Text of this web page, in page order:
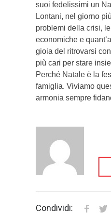
suoi fedelissimi un
Lontani, nel giorno
problemi della crisi,
economiche e
gioia del ritrovarsi
più cari per stare
Perché Natale è la
famiglia. Viviamo
armonia sempre
000-017 certification
000-080 certification
000-104 certification
000-105 certification
c2010-657 certification
Condividi: